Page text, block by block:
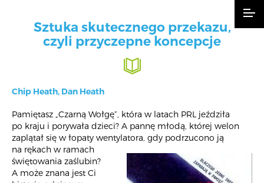
Sztuka skutecznego przekazu,
czyli przyczepne koncepcje
Chip Heath, Dan Heath
Pamiętasz „Czarną Wołgę”, która w latach PRL jeździła
po kraju i porywała dzieci? A pannę młodą, której welon
zaplątał się w łopaty wentylatora, gdy podrzucono ją
na rękach w ramach
świętowania zaślubin?
A może znana jest Ci